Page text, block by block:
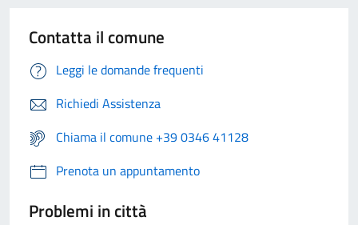
Contatta il comune
Leggi le domande frequenti
Richiedi Assistenza
Chiama il comune +39 0346 41128
Prenota un appuntamento
Problemi in città